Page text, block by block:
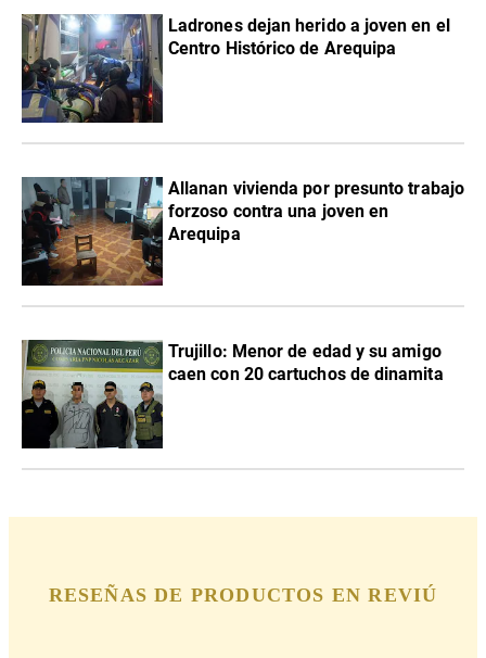
Ladrones dejan herido a joven en el
Centro Histórico de Arequipa
Allanan vivienda por presunto trabajo
forzoso contra una joven en
Arequipa
Trujillo: Menor de edad y su amigo
caen con 20 cartuchos de dinamita